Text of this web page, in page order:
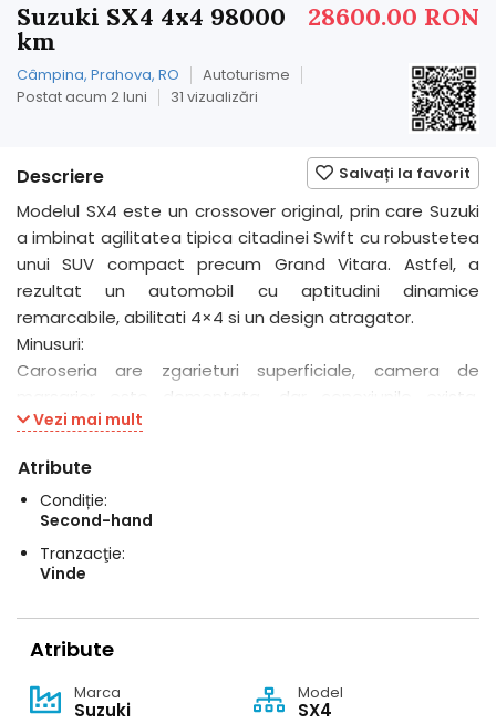
28600.00 RON
Suzuki SX4 4x4 98000
km
Câmpina, Prahova, RO
Autoturisme
Postat acum 2 luni
31 vizualizări
Salvați la favorit
Descriere
Modelul SX4 este un crossover original, prin care Suzuki
a imbinat agilitatea tipica citadinei Swift cu robustetea
unui SUV compact precum Grand Vitara. Astfel, a
rezultat un automobil cu aptitudini dinamice
remarcabile, abilitati 4×4 si un design atragator.
Minusuri:
Caroseria are zgarieturi superficiale, camera de
marsarier este demontata, dar conexiunile exista,
oglinda retrovizoare exterioara stanga nu se mai
Plusuri:
- motor si cutie in stare foarte buna ( kilometri putini )
- dotari multiple: geamuri electrice, airbag-uri, aer
conditionat, oglinzi electrice, scaune incalzite fata, ESP,
frane pe disc pe toate cele patru roti, proiectoare
ITP valabil pana pe 28 Mai 2027
Patru cauciucuri de iarna in stare destul de buna cu tot
cu jenti.
Vezi mai mult
Atribute
Condiție:
Second-hand
Tranzacţie:
Vinde
Atribute
Marca
Suzuki
Model
SX4